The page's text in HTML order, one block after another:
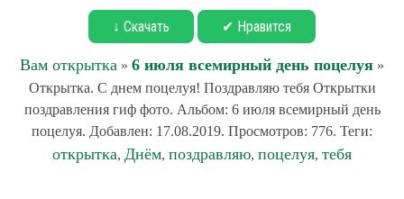
↓ Скачать ✔ Нравится
Вам открытка » 6 июля всемирный день поцелуя »
Открытка. С днем поцелуя! Поздравляю тебя Открытки
поздравления гиф фото. Альбом: 6 июля всемирный день
поцелуя. Добавлен: 17.08.2019. Просмотров: 776. Теги:
открытка, Днём, поздравляю, поцелуя, тебя